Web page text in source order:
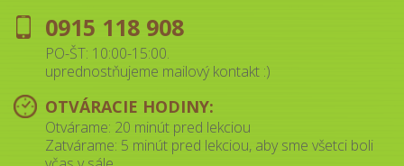
0915 118 908
PO-ŠT: 10:00-15:00.
uprednostňujeme mailový kontakt :)
OTVÁRACIE HODINY:
Otvárame: 20 minút pred lekciou
Zatvárame: 5 minút pred lekciou, aby sme všetci boli